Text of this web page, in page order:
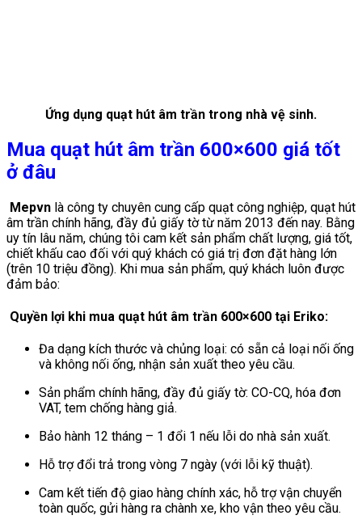
Ứng dụng quạt hút âm trần trong nhà vệ sinh.
Mua quạt hút âm trần 600×600 giá tốt
ở đâu
Mepvn là công ty chuyên cung cấp quạt công nghiệp, quạt hút
âm trần chính hãng, đầy đủ giấy tờ từ năm 2013 đến nay. Bằng
uy tín lâu năm, chúng tôi cam kết sản phẩm chất lượng, giá tốt,
chiết khấu cao đối với quý khách có giá trị đơn đặt hàng lớn
(trên 10 triệu đồng). Khi mua sản phẩm, quý khách luôn được
đảm bảo:
Quyền lợi khi mua quạt hút âm trần 600×600 tại Eriko:
Đa dạng kích thước và chủng loại: có sẵn cả loại nối ống
và không nối ống, nhận sản xuất theo yêu cầu.
Sản phẩm chính hãng, đầy đủ giấy tờ: CO-CQ, hóa đơn
VAT, tem chống hàng giả.
Bảo hành 12 tháng – 1 đổi 1 nếu lỗi do nhà sản xuất.
Hỗ trợ đổi trả trong vòng 7 ngày (với lỗi kỹ thuật).
Cam kết tiến độ giao hàng chính xác, hỗ trợ vận chuyển
toàn quốc, gửi hàng ra chành xe, kho vận theo yêu cầu.